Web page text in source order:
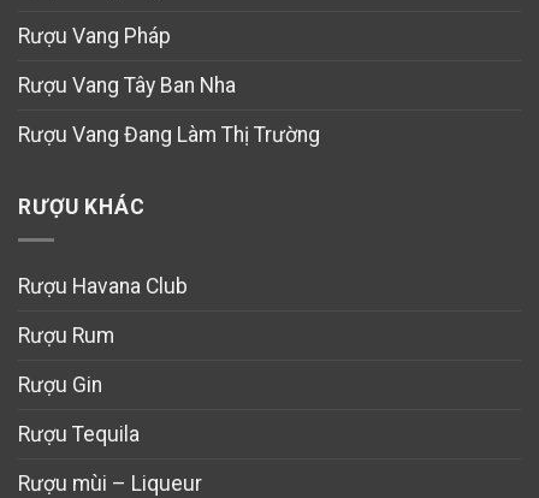
Rượu Vang Pháp
Rượu Vang Tây Ban Nha
Rượu Vang Đang Làm Thị Trường
RƯỢU KHÁC
Rượu Havana Club
Rượu Rum
Rượu Gin
Rượu Tequila
Rượu mùi – Liqueur